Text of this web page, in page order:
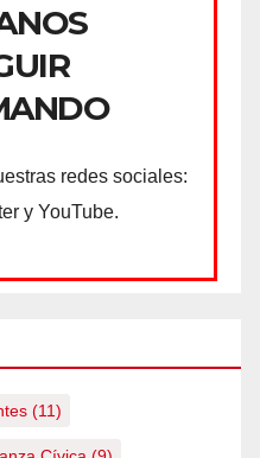
redes sociales:
y YouTube.
(11)